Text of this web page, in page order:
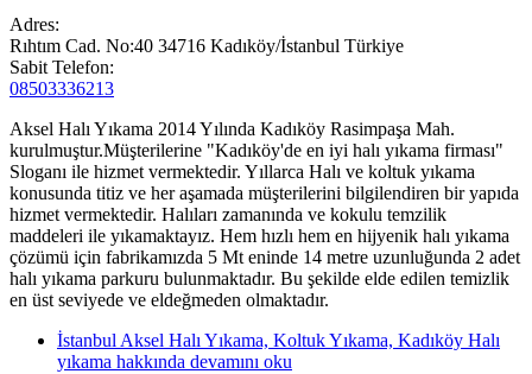
Adres:
Rıhtım Cad. No:40 34716 Kadıköy/İstanbul Türkiye
Sabit Telefon:
08503336213
Aksel Halı Yıkama 2014 Yılında Kadıköy Rasimpaşa Mah.
kurulmuştur.Müşterilerine "Kadıköy'de en iyi halı yıkama firması"
Sloganı ile hizmet vermektedir. Yıllarca Halı ve koltuk yıkama
konusunda titiz ve her aşamada müşterilerini bilgilendiren bir yapıda
hizmet vermektedir. Halıları zamanında ve kokulu temzilik
maddeleri ile yıkamaktayız. Hem hızlı hem en hijyenik halı yıkama
çözümü için fabrikamızda 5 Mt eninde 14 metre uzunluğunda 2 adet
halı yıkama parkuru bulunmaktadır. Bu şekilde elde edilen temizlik
en üst seviyede ve eldeğmeden olmaktadır.
İstanbul Aksel Halı Yıkama, Koltuk Yıkama, Kadıköy Halı
yıkama hakkında devamını oku